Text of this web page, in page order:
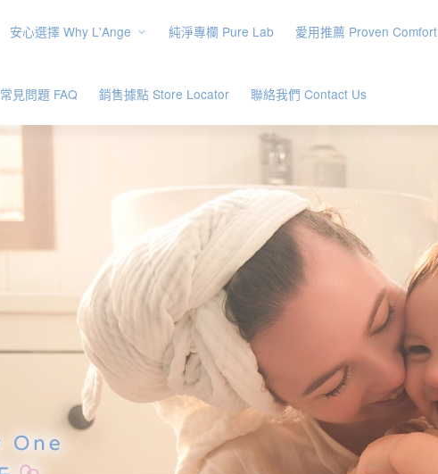
安心選擇 Why L'Ange 純淨專欄 Pure Lab 愛用推薦 Proven Comfort
常見問題 FAQ 銷售據點 Store Locator 聯絡我們 Contact Us